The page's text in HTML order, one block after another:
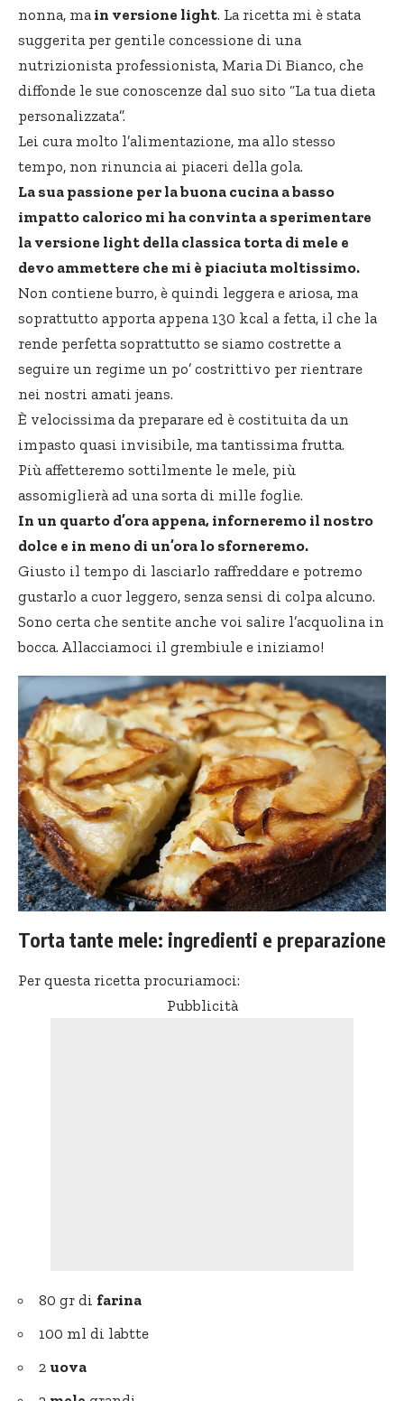
nonna, main versione light. La ricetta mi è stata
suggerita per gentile concessione di una
nutrizionista professionista, Maria Di Bianco, che
diffonde le sue conoscenze dal suo sito “La tua dieta
personalizzata”.
Lei cura molto l’alimentazione, ma allo stesso
tempo, non rinuncia ai piaceri della gola.
La sua passione per la buona cucina a basso
impatto calorico mi ha convinta a sperimentare
la versione light della classica torta di mele e
devo ammettere che mi è piaciuta moltissimo.
Non contiene burro, è quindi leggera e ariosa, ma
soprattutto apporta appena 130 kcal a fetta, il che la
rende perfetta soprattutto se siamo costrette a
seguire un regime un po’ costrittivo per rientrare
nei nostri amati jeans.
È velocissima da preparare ed è costituita da un
impasto quasi invisibile, ma tantissima frutta.
Più affetteremo sottilmente le mele, più
assomiglierà ad una sorta di mille foglie.
In un quarto d’ora appena, inforneremo il nostro
dolce e in meno di un’ora lo sforneremo.
Giusto il tempo di lasciarlo raffreddare e potremo
gustarlo a cuor leggero, senza sensi di colpa alcuno.
Sono certa che sentite anche voi salire l’acquolina in
bocca. Allacciamoci il grembiule e iniziamo!
Torta tante mele: ingredienti e preparazione
Per questa ricetta procuriamoci:
Pubblicità
80 gr di farina
100 ml di labtte
2 uova